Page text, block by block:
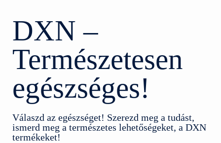
DXN –
Természetesen
egészséges!
Válaszd az egészséget! Szerezd meg a tudást,
ismerd meg a természetes lehetőségeket, a DXN
termékeket!